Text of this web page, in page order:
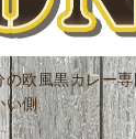
欧風黒カレー
い側